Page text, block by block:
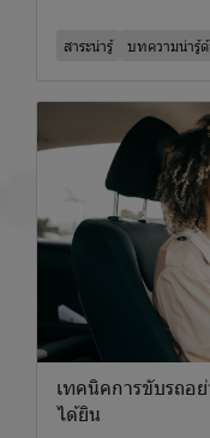
สาระน่ารู้ บทความน่ารู้
เทคนิคการขับรถ
ได้ยิน